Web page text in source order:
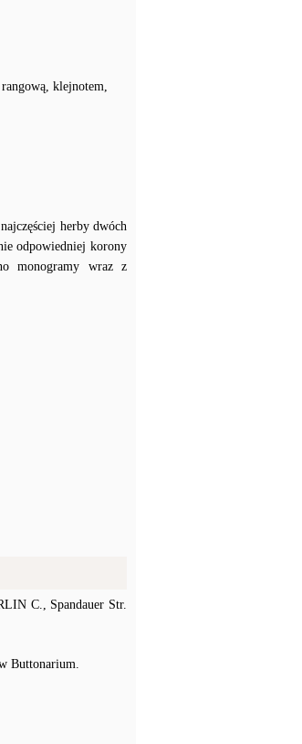
klejnotem,
herby dwóch
odpowiedniej korony
monogramy wraz z
C., Spandauer Str.
Buttonarium.